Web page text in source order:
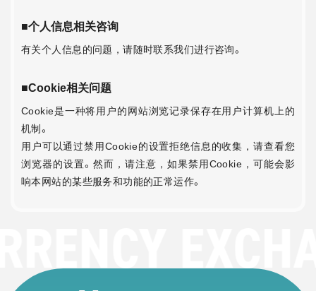
■个人信息相关咨询
有关个人信息的问题，请随时联系我们进行咨询。
■Cookie相关问题
Cookie是一种将用户的网站浏览记录保存在用户计算机上的
机制。
用户可以通过禁用Cookie的设置拒绝信息的收集，请查看您
浏览器的设置。然而，请注意，如果禁用Cookie，可能会影
响本网站的某些服务和功能的正常运作。